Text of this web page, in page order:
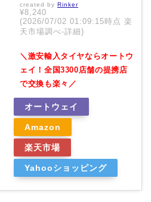
created by Rinker
¥8,240
(2026/07/02 01:09:15時点 楽
天市場調べ-詳細)
＼激安輸入タイヤならオートウ
ェイ！全国3300店舗の提携店
で交換も楽々／
オートウェイ
Amazon
楽天市場
Yahooショッピング